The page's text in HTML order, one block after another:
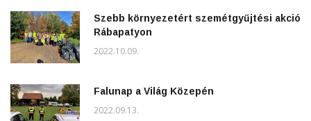
Szebb környezetért szemétgyűjtési akció
Rábapatyon
2022.10.09.
Falunap a Világ Közepén
2022.09.13.